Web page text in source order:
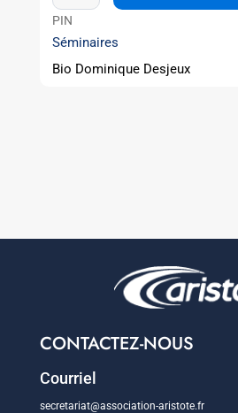
PIN
Séminaires
Bio Dominique Desjeux
CONTACTEZ-NOUS
Courriel
secretariat@association-aristote.fr